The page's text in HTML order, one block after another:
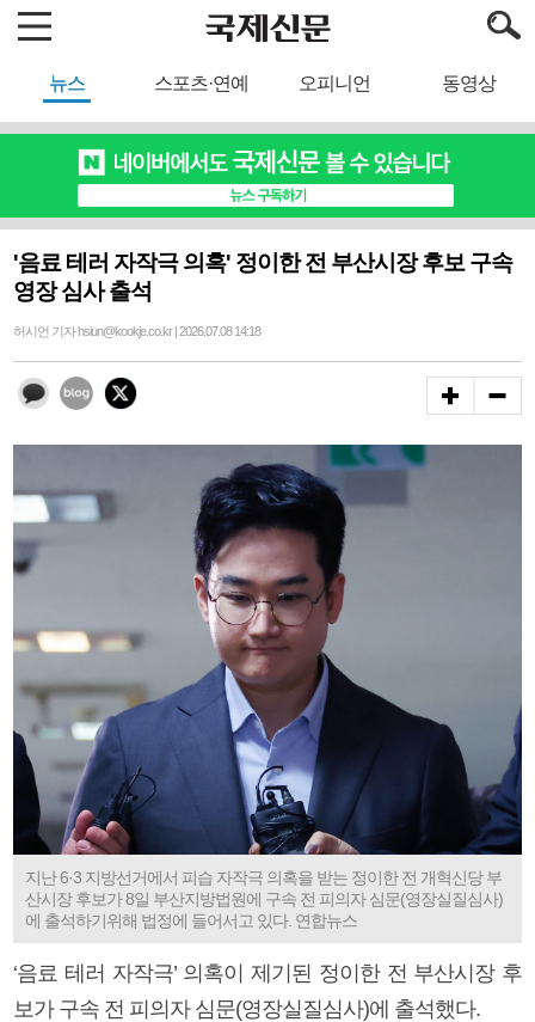
뉴스 스포츠·연예 오피니언 동영상
'음료 테러 자작극 의혹' 정이한 전 부산시장 후보 구속
영장 심사 출석
허시언 기자 hsiun@kookje.co.kr | 2026.07.08 14:18
지난 6·3 지방선거에서 피습 자작극 의혹을 받는 정이한 전 개혁신당 부
산시장 후보가 8일 부산지방법원에 구속 전 피의자 심문(영장실질심사)
에 출석하기위해 법정에 들어서고 있다. 연합뉴스
‘음료 테러 자작극’ 의혹이 제기된 정이한 전 부산시장 후
보가 구속 전 피의자 심문(영장실질심사)에 출석했다.